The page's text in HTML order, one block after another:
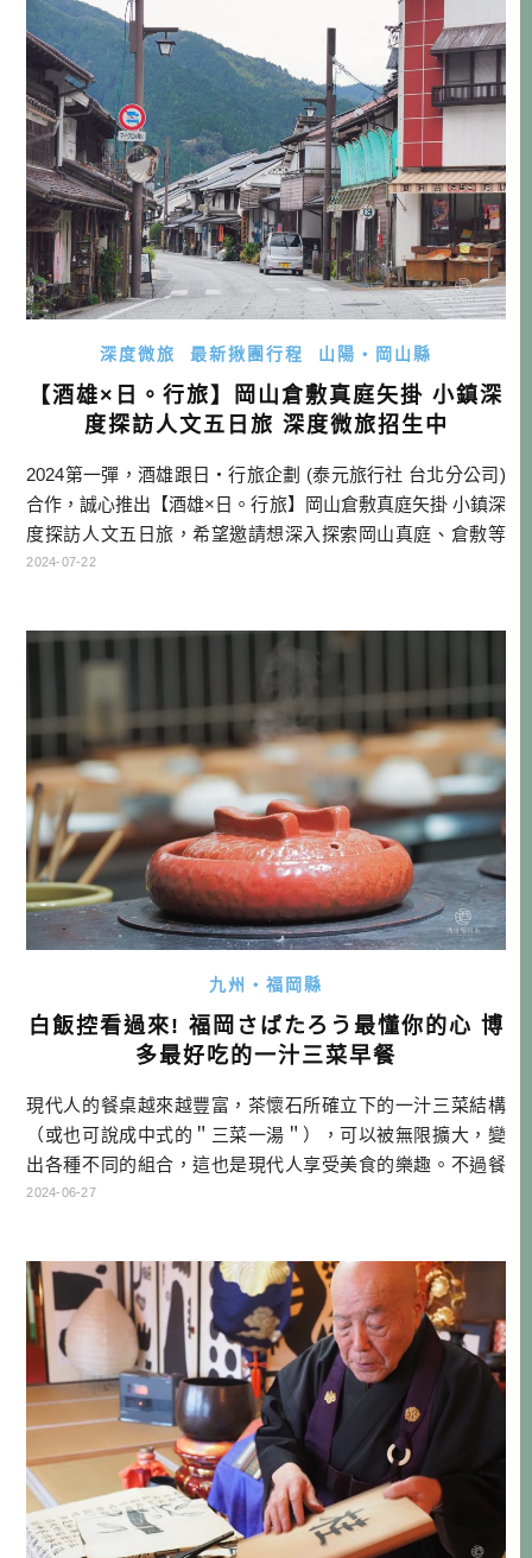
日町、六日町，光這些地方給你5~7天都玩不完，若還要腳步
延伸，跨過群山來到上越妙 […]…
深度微旅 最新揪團行程 山陽・岡山縣
【酒雄×日。行旅】岡山倉敷真庭矢掛 小鎮深
度探訪人文五日旅 深度微旅招生中
2024第一彈，酒雄跟日・行旅企劃 (泰元旅行社 台北分公司)
合作，誠心推出【酒雄×日。行旅】岡山倉敷真庭矢掛 小鎮深
度探訪人文五日旅，希望邀請想深入探索岡山真庭、倉敷等
小鎮魅力的好朋友來參加！這也是為數不多，酒雄推出的公
→山椒魚資料館→溫泉街散策→晚餐→天然露天風呂砂湯 […]
2024-07-22
九州・福岡縣
白飯控看過來! 福岡さばたろう最懂你的心 博
多最好吃的一汁三菜早餐
現代人的餐桌越來越豐富，茶懷石所確立下的一汁三菜結構
（或也可說成中式的＂三菜一湯＂），可以被無限擴大，變
出各種不同的組合，這也是現代人享受美食的樂趣。不過餐
桌上越來越講究的時候，究竟誰是主角，誰是配角呢？「さ
市中央区赤坂１丁目５−１１ アバンダント８９ 092-406-438
8 予約: […]…
2024-06-27